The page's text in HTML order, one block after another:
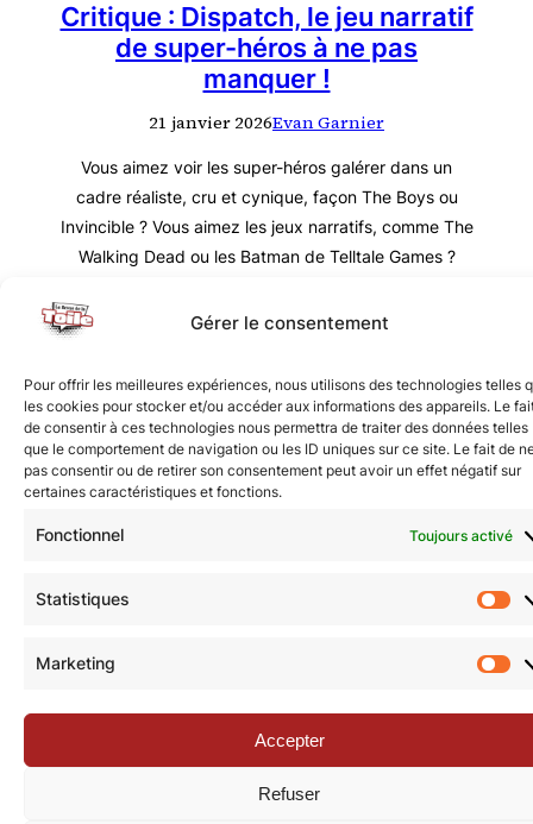
Gérer le consentement
Pour offrir les meilleures expériences, nous utilisons des technologies telles
les cookies pour stocker et/ou accéder aux informations des appareils. Le
de consentir à ces technologies nous permettra de traiter des données telles
que le comportement de navigation ou les ID uniques sur ce site. Le fait de
pas consentir ou de retirer son consentement peut avoir un effet négatif sur
certaines caractéristiques et fonctions.
Fonctionnel Toujours activé
Statistiques
Marketing
Accepter
Refuser
Critique : Dispatch, le jeu narratif
de super-héros à ne pas
manquer !
21 janvier 2026Evan Garnier
Vous aimez voir les super-héros galérer dans un
cadre réaliste, cru et cynique, façon The Boys ou
Invincible ? Vous aimez les jeux narratifs, comme The
Walking Dead ou les Batman de Telltale Games ?
vidéo du studio indépendant AdHoc, nominé au
Nous vous invitons à rejoindre la communauté des
étoilé·e·s en participant à notre groupe Facebook
« La Galaxie de la Pop-culture »
© Revue de la Toile 2018 – 2026 | Thème Mesa WPEX par